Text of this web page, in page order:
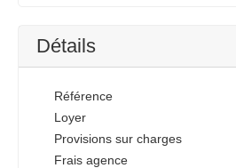
Détails
Référence
Loyer
Provisions sur charges
Frais agence